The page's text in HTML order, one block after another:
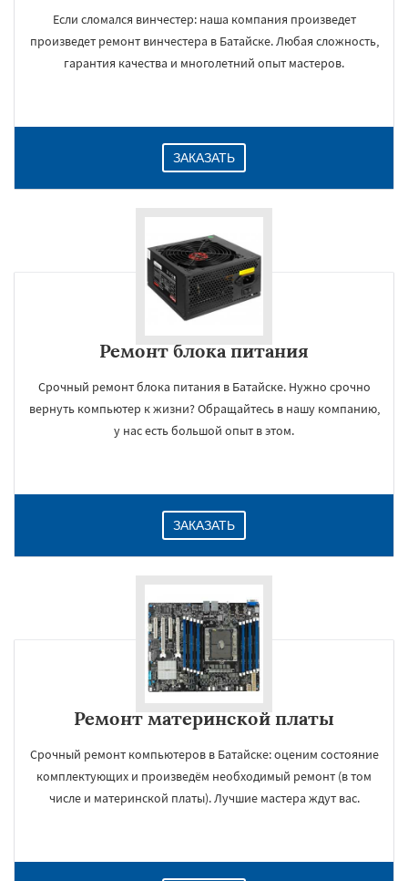
Если сломался винчестер: наша компания произведет
произведет ремонт винчестера в Батайске. Любая сложность,
гарантия качества и многолетний опыт мастеров.
ЗАКАЗАТЬ
Ремонт блока питания
Срочный ремонт блока питания в Батайске. Нужно срочно
вернуть компьютер к жизни? Обращайтесь в нашу компанию,
у нас есть большой опыт в этом.
ЗАКАЗАТЬ
Ремонт материнской платы
Срочный ремонт компьютеров в Батайске: оценим состояние
комплектующих и произведём необходимый ремонт (в том
числе и материнской платы). Лучшие мастера ждут вас.